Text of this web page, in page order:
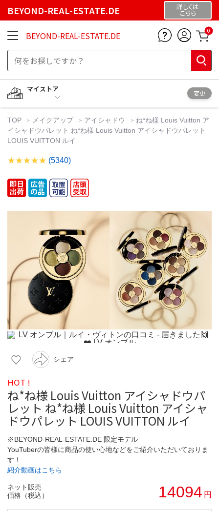
BEYOND-REAL-ESTATE.DE 詳しくは
こちら
BEYOND-REAL-ESTATE.DE 0
マイストア
変更
TOP メイクアップ アイシャドウ
ね*ね様 Louis Vuitton ア
イシャドウパレット ね*ね様 Louis Vuitton アイシャドウパレット
LOUIS VUITTON ルイ
(5340)
シェア
HOT !
ね*ね様 Louis Vuitton アイシャドウパ
レット ね*ね様 Louis Vuitton アイシャ
ドウパレット LOUIS VUITTON ルイ
※BEYOND-REAL-ESTATE.DE 限定モデル
YouTuberの皆様に商品の使い心地などをご紹介いただいておりま
す！
紹介動画はこちら
ネット販売
価格（税込）
14094 円